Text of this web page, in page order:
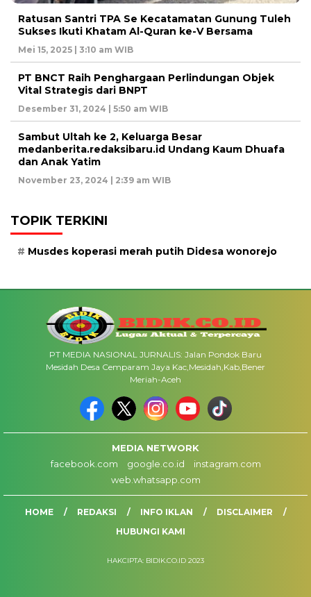
Ratusan Santri TPA Se Kecatamatan Gunung Tuleh
Sukses Ikuti Khatam Al-Quran ke-V Bersama
Mei 15, 2025 | 3:10 am WIB
PT BNCT Raih Penghargaan Perlindungan Objek
Vital Strategis dari BNPT
Desember 31, 2024 | 5:50 am WIB
Sambut Ultah ke 2, Keluarga Besar
medanberita.redaksibaru.id Undang Kaum Dhuafa
dan Anak Yatim
November 23, 2024 | 2:39 am WIB
TOPIK TERKINI
Musdes koperasi merah putih Didesa wonorejo
PT MEDIA NASIONAL JURNALIS: Jalan Pondok Baru
Mesidah Desa Cemparam Jaya Kac,Mesidah,Kab,Bener
Meriah-Aceh
MEDIA NETWORK
facebook.com
google.co.id
instagram.com
web.whatsapp.com
HOME REDAKSI INFO IKLAN
DISCLAIMER
HUBUNGI KAMI
HAKCIPTA: BIDIK.CO.ID 2023